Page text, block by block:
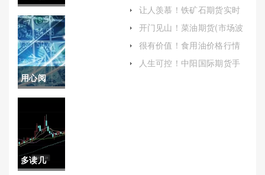
湛！中国
原油期货
有多厉害
啊(中国原
什么)
用心阅
读！厦门
外盘期货
直播间喊
单(为投资
多读几
让人羡慕！铁矿石期货实时
新消息查询)
开门见山！菜油期货(市场波
很有价值！食用油价格行情
报告)
人生可控！中阳国际期货手